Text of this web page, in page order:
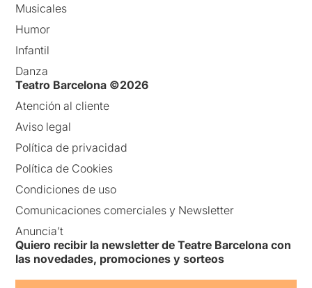
Musicales
Humor
Infantil
Danza
Teatro Barcelona ©2026
Atención al cliente
Aviso legal
Política de privacidad
Política de Cookies
Condiciones de uso
Comunicaciones comerciales y Newsletter
Anuncia’t
Quiero recibir la newsletter de Teatre Barcelona con
las novedades, promociones y sorteos